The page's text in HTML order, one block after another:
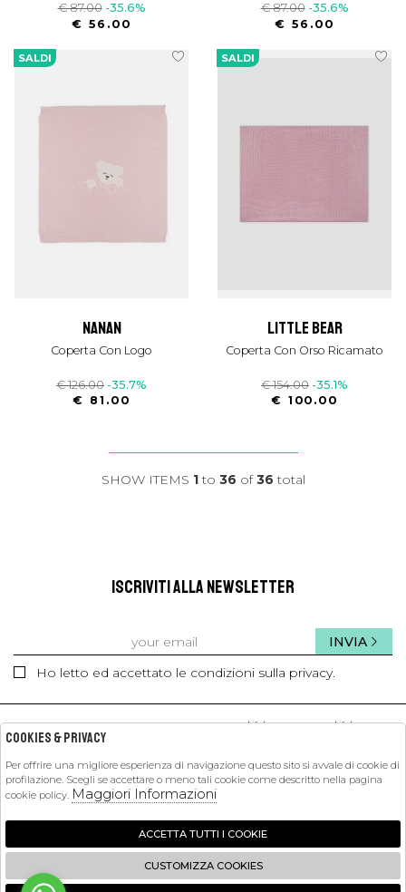
€ 87.00 -35.6%
€ 56.00
€ 87.00 -35.6%
€ 56.00
SALDI
nanan
Coperta Con Logo
€ 126.00 -35.7%
€ 81.00
SALDI
little bear
Coperta Con Orso Ricamato
€ 154.00 -35.1%
€ 100.00
SHOW ITEMS 1to 36 of36 total
ISCRIVITI ALLA NEWSLETTER
Ho letto ed accettato le condizioni sulla privacy.
INVIA
kids kids
PETIT PASHA
SHOPPING
EXTRA
Cookies & Privacy
Per offrire una migliore esperienza di navigazione questo sito si avvale di cookie di
profilazione. Scegli se accettare o meno tali cookie come descritto nella pagina
cookie policy. Maggiori Informazioni
ACCETTA TUTTI I COOKIE
CUSTOMIZZA COOKIES